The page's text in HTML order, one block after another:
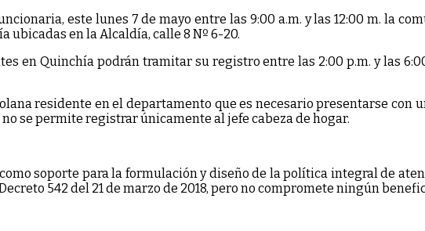
este lunes 7 de mayo entre las 9:00 a.m. y las 12:00 m. la
ubicadas en la Alcaldía, calle 8 Nº 6-20.
en Quinchía podrán tramitar su registro entre las 2:00 p.m. y las
residente en el departamento que es necesario presentarse
se permite registrar únicamente al jefe cabeza de hogar.
soporte para la formulación y diseño de la política integral de
542 del 21 de marzo de 2018, pero no compromete ningún